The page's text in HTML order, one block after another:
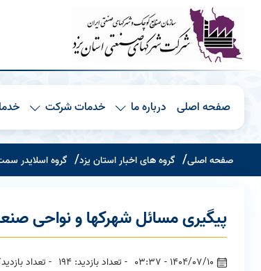
صفحه اصلی درباره ما خدمات شرکت
صفحه اصلی گروه های اخبار استان یزد گروه اسلایدر
پیگیری مسائل شهرکها و نواحی
1404/07/10 - 03:37 - تعداد بازدید: 194 - تعداد